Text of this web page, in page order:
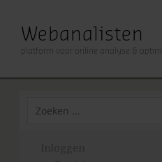
Webanalisten
platform voor online analyse &